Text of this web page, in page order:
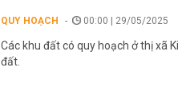
QUY HOẠCH 00:00 | 29/05/2025
Các khu đất có quy hoạch ở thị xã
đất.